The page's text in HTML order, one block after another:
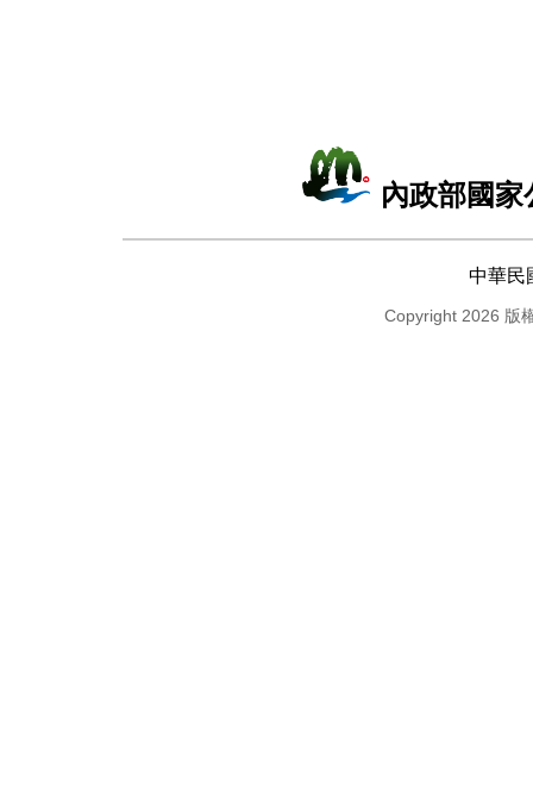
內政部國
中華民
Copyright 2026 版